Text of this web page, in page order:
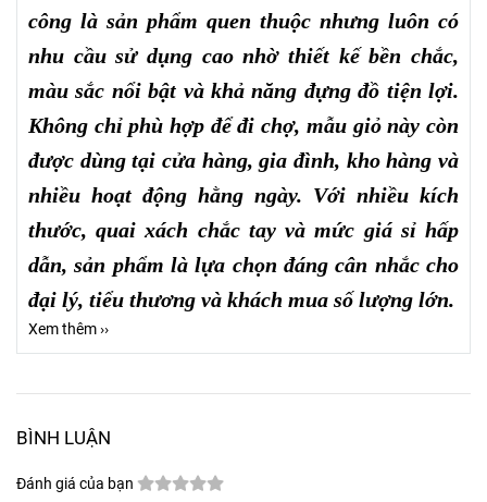
công là sản phẩm quen thuộc nhưng luôn có
nhu cầu sử dụng cao nhờ thiết kế bền chắc,
màu sắc nổi bật và khả năng đựng đồ tiện lợi.
Không chỉ phù hợp để đi chợ, mẫu giỏ này còn
được dùng tại cửa hàng, gia đình, kho hàng và
nhiều hoạt động hằng ngày. Với nhiều kích
thước, quai xách chắc tay và mức giá sỉ hấp
dẫn, sản phẩm là lựa chọn đáng cân nhắc cho
đại lý, tiểu thương và khách mua số lượng lớn.
Xem thêm ››
BÌNH LUẬN
Đánh giá của bạn